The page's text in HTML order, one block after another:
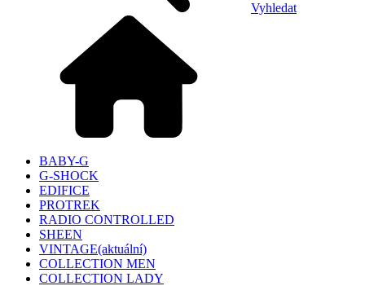
Vyhledat
BABY-G
G-SHOCK
EDIFICE
PROTREK
RADIO CONTROLLED
SHEEN
VINTAGE(aktuální)
COLLECTION MEN
COLLECTION LADY